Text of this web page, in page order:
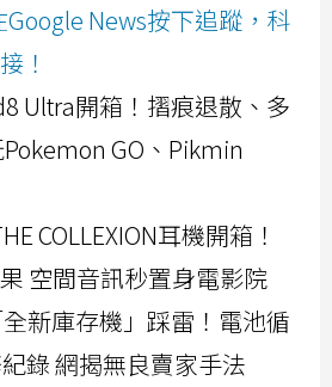
News按下追蹤，科
！
Ultra開箱！摺痕退散、多
GO、Pikmin
COLLEXION耳機開箱！
空間音訊秒置身電影院
新庫存機」踩雷！電池循
錄 網揭無良賣家手法